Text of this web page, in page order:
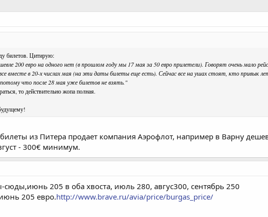
билетов. Цитирую:
200 евро на одного нет (в прошлом году мы 17 мая за 50 евро прилетели). Говорят очень мало
вместе в 20-х числах мая (на эти даты билеты еще есть). Сейчас все на ушах стоят, кто привык
что после 28 мая уже билетов не взять."
то действительно жопа полная.
из Питера продает компания Аэрофлот, например в Варну
- 300€ минимум.
205 в оба хвоста, июль 280, авгус300, сентябрь 250
205 евро.http://www.brave.ru/avia/price/burgas_price/